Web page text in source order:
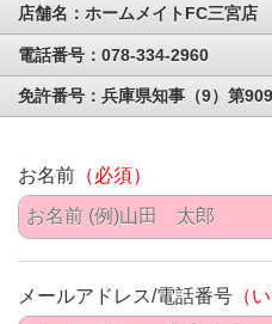
店舗名：ホームメイトFC三宮店
電話番号：078-334-2960
免許番号：兵庫県知事（9）第
お名前 （必須）
メールアドレス/電話番号 （